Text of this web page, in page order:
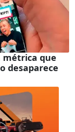
métrica que
desaparece